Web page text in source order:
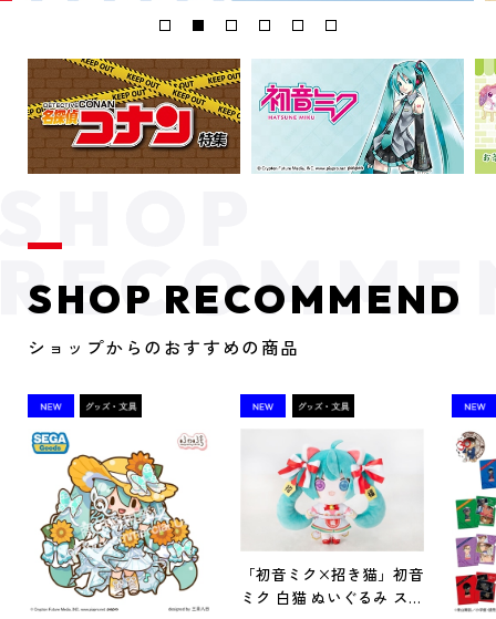
SHOP RECOMMEND
ショップからのおすすめの商品
「初音ミク×招き猫」初音
ミク 白猫 ぬいぐるみ スタ